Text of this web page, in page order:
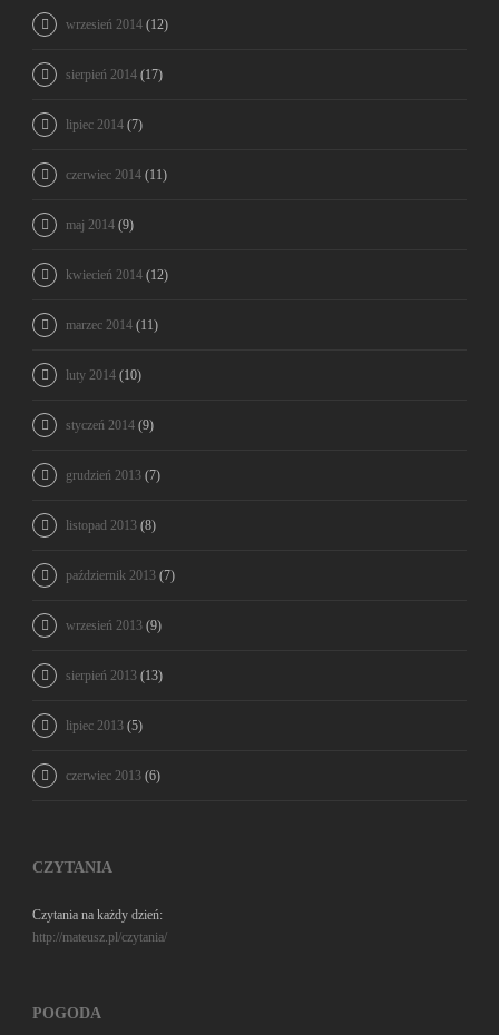
wrzesień 2014 (12)
sierpień 2014 (17)
lipiec 2014 (7)
czerwiec 2014 (11)
maj 2014 (9)
kwiecień 2014 (12)
marzec 2014 (11)
luty 2014 (10)
styczeń 2014 (9)
grudzień 2013 (7)
listopad 2013 (8)
październik 2013 (7)
wrzesień 2013 (9)
sierpień 2013 (13)
lipiec 2013 (5)
czerwiec 2013 (6)
CZYTANIA
Czytania na każdy dzień:
http://mateusz.pl/czytania/
POGODA